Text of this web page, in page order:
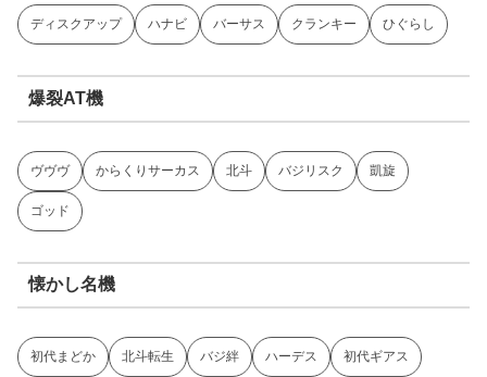
ディスクアップ ハナビ バーサス クランキー ひぐらし
爆裂AT機
ヴヴヴ からくりサーカス 北斗 バジリスク 凱旋
ゴッド
懐かし名機
初代まどか 北斗転生 バジ絆 ハーデス 初代ギアス